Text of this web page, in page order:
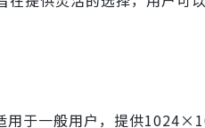
用于一般用户，提供